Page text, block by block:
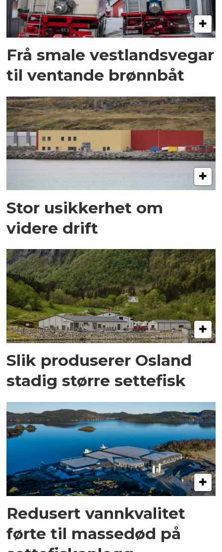
Frå smale vestlandsvegar
til ventande brønnbåt
Stor usikkerhet om
videre drift
Slik produserer Osland
stadig større settefisk
Redusert vannkvalitet
førte til massedød på